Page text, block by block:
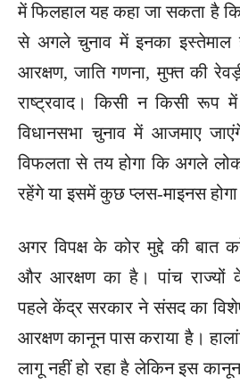
में फिलहाल यह कहा जा सकता है
से अगले चुनाव में इनका इस्तेमाल
आरक्षण, जाति गणना, मुफ्त की
राष्ट्रवाद। किसी न किसी रूप में
विधानसभा चुनाव में आजमाए
विफलता से तय होगा कि अगले
रहेंगे या इसमें कुछ प्लस-माइनस
अगर विपक्ष के कोर मुद्दे की बात
और आरक्षण का है। पांच राज्यों
पहले केंद्र सरकार ने संसद का
आरक्षण कानून पास कराया है।
लागू नहीं हो रहा है लेकिन इस